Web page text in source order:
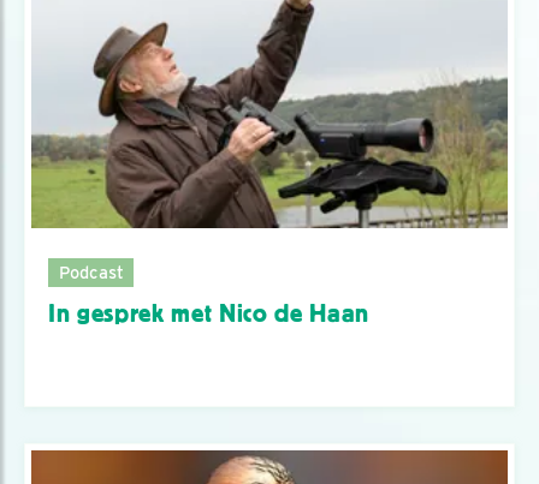
Podcast
In gesprek met Nico de Haan